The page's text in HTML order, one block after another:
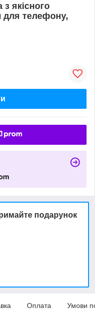
якісного
для телефону,
подарунок
Оплата Умови